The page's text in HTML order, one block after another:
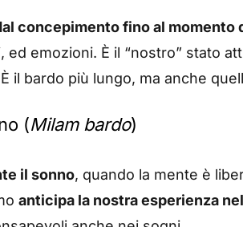
concepimento fino al momento
ed emozioni. È il “nostro” stato
il bardo più lungo, ma anche
(Milam bardo)
il sonno, quando la mente è
anticipa la nostra esperienza